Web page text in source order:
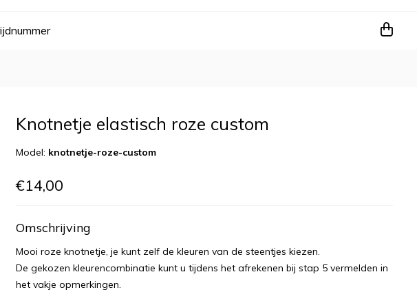
Knotnetje elastisch roze custom
Model: knotnetje-roze-custom
€14,00
Omschrijving
Mooi roze knotnetje, je kunt zelf de kleuren van de steentjes kiezen.
De gekozen kleurencombinatie kunt u tijdens het afrekenen bij stap 5 vermelden in
het vakje opmerkingen.